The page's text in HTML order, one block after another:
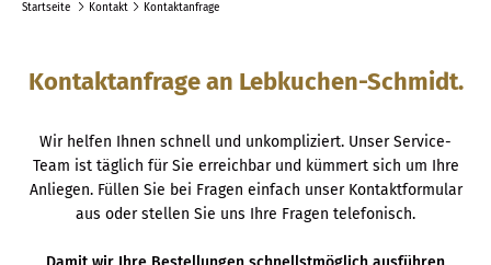
Startseite Kontakt Kontaktanfrage
Kontaktanfrage an Lebkuchen-Schmidt.
Wir helfen Ihnen schnell und unkompliziert. Unser Service-
Team ist täglich für Sie erreichbar und kümmert sich um Ihre
Anliegen. Füllen Sie bei Fragen einfach unser Kontaktformular
aus oder stellen Sie uns Ihre Fragen telefonisch.